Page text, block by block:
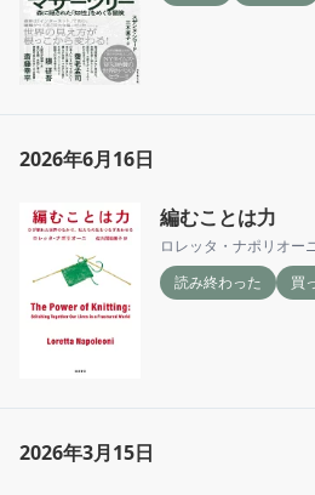
2026年6月16日
編むことは力
ロレッタ・ナポリオー
読み終わった
買
2026年3月15日